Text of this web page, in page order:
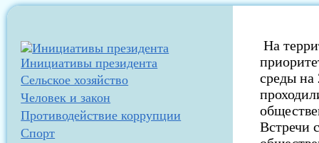
Инициативы президента
Сельское хозяйство
Человек и закон
Противодействие коррупции
Спорт
На
среды на
Встречи